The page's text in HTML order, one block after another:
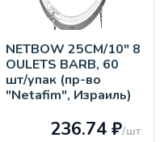
NETBOW 25СМ/10" 8
OULETS BARB, 60
шт/упак (пр-во
"Netafim", Израиль)
236.74 ₽/шт